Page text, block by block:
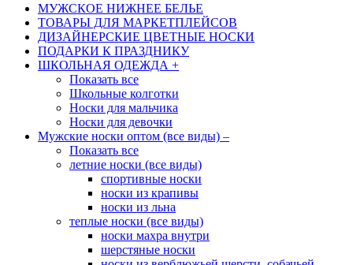
МУЖСКОЕ НИЖНЕЕ БЕЛЬЕ
ТОВАРЫ ДЛЯ МАРКЕТПЛЕЙСОВ
ДИЗАЙНЕРСКИЕ ЦВЕТНЫЕ НОСКИ
ПОДАРКИ К ПРАЗДНИКУ
ШКОЛЬНАЯ ОДЕЖДА +
Показать все
Школьные колготки
Носки для мальчика
Носки для девочки
Мужские носки оптом (все виды) –
Показать все
летние носки (все виды)
спортивные носки
носки из крапивы
носки из льна
теплые носки (все виды)
носки махра внутри
шерстяные носки